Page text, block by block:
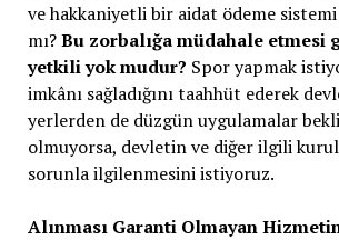
ve hakkaniyetli bir aidat ödeme
mı?Bu zorbalığa müdahale etmesi
yetkili yok mudur? Spor yapmak
imkânı sağladığını taahhüt ederek
yerlerden de düzgün uygulamalar
olmuyorsa, devletin ve diğer ilgili
sorunla ilgilenmesini istiyoruz.
Alınması Garanti Olmayan